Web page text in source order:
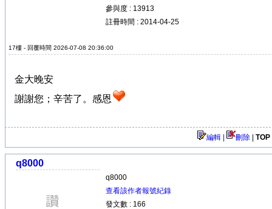
參與度 : 13913
註冊時間 : 2014-04-25
17樓 - 回覆時間 2026-07-08 20:36:00
金大晚安
謝謝您；辛苦了。感恩
編輯 | 刪除 TOP
q8000
q8000
查看該作者報號紀錄
發文數 : 166